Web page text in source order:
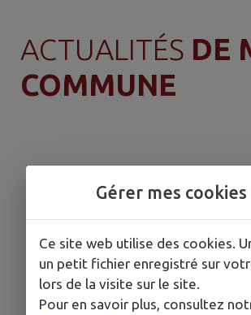
ACTUALITÉS DE
COMMUNE
Gérer mes cookies
Ce site web utilise des cookies.
un petit fichier enregistré sur
lors de la visite sur le site.
Pour en savoir plus, consultez